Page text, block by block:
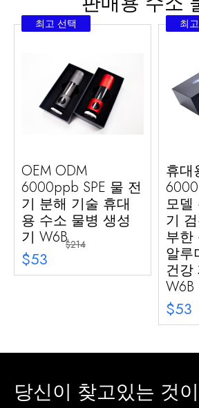
최고 선택
OEM ODM
6000ppb SPE 물 전
기 분해 기술 휴대
용 수소 물병 생성
기 W6B
$53
$214
최
휴대
모델
기
부한
알루
건강
W6B
$53
당신이 찾고있는 것